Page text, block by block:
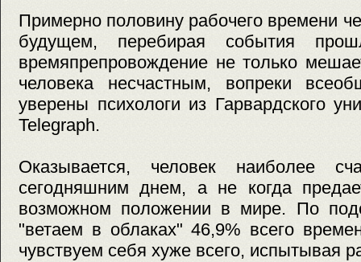
Примерно половину рабочего времени
будущем, перебирая события
времяпрепровождение не только
человека несчастным, вопреки
уверены психологи из Гарвардского
Telegraph.
Оказывается, человек наиболее
сегодняшним днем, а не когда
возможном положении в мире. По
"ветаем в облаках" 46,9% всего
чувствуем себя хуже всего, испытывая